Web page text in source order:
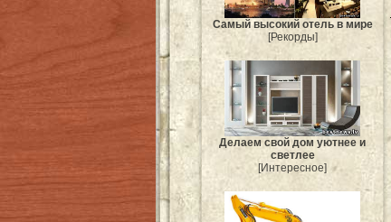
Самый высокий отель в мире
[Рекорды]
Делаем свой дом уютнее и
светлее
[Интересное]